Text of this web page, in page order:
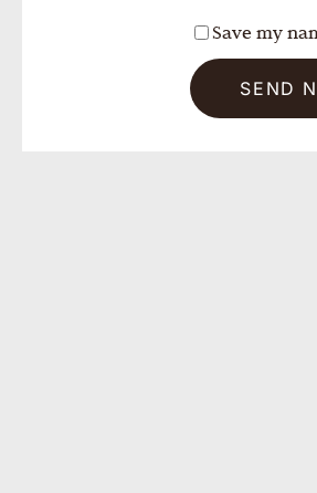
Save my
SEND